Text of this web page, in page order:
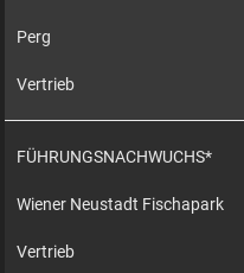
Perg
Vertrieb
FÜHRUNGSNACHWUCHS*
Wiener Neustadt Fischapark
Vertrieb